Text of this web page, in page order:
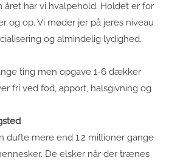
året har vi hvalpehold. Holdet er for
og op. Vi møder jer på jeres niveau
og almindelig lydighed.
ting men opgave 1-6 dækker
fri ved fod, apport, halsgivning og
dufte mere end 1.2 millioner gange
De elsker når der trænes